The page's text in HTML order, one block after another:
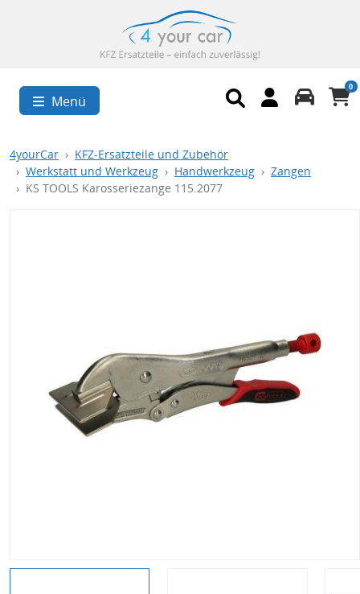
Menü
0
4yourCar
KFZ-Ersatzteile und Zubehör
Werkstatt und Werkzeug
Handwerkzeug
Zangen
KS TOOLS Karosseriezange 115.2077